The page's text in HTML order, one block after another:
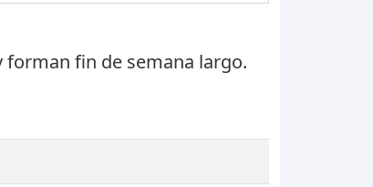
forman fin de semana largo.